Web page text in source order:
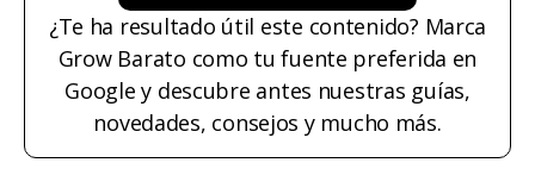
¿Te ha resultado útil este contenido? Marca
Grow Barato como tu fuente preferida en
Google y descubre antes nuestras guías,
novedades, consejos y mucho más.